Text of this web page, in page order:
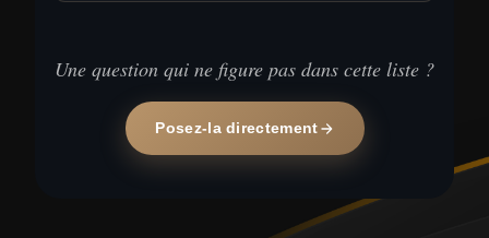
Une question qui ne figure pas dans cette liste ?
Posez-la directement